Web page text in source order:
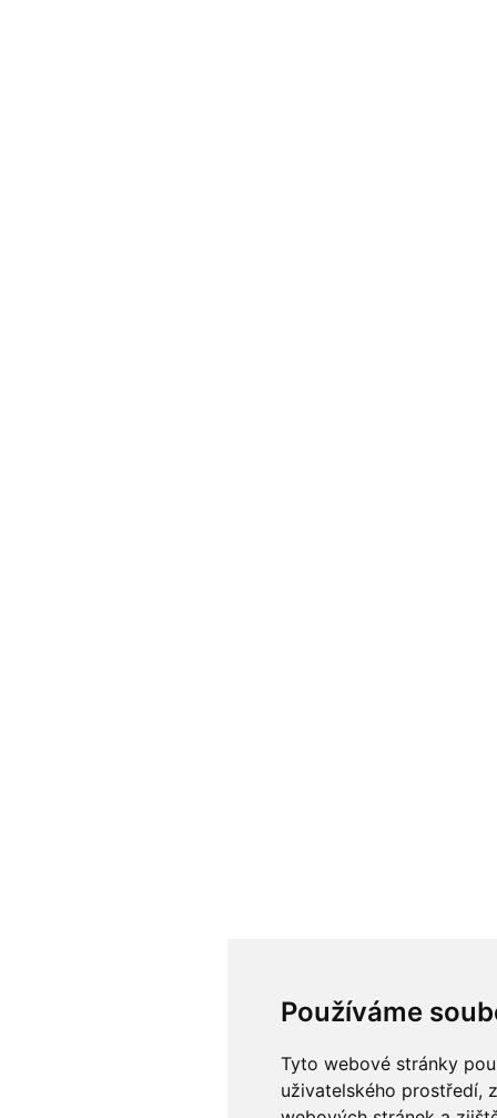
Používáme
Tyto webové stránky
uživatelského prostředí,